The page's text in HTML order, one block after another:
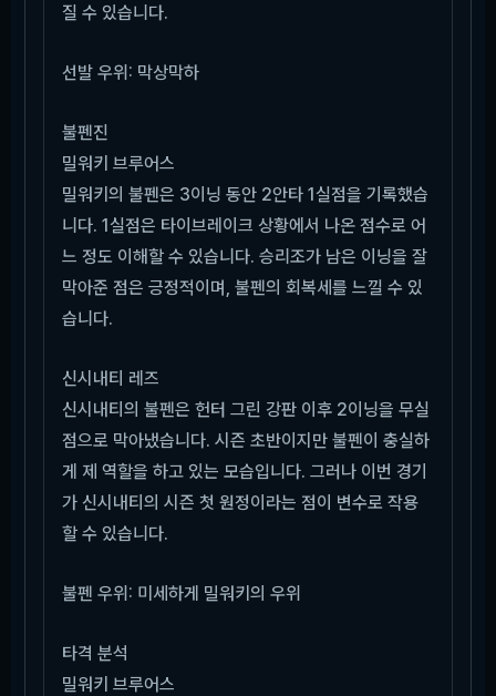
질 수 있습니다.
선발 우위: 막상막하
불펜진
밀워키 브루어스
밀워키의 불펜은 3이닝 동안 2안타 1실점을 기록했습
니다. 1실점은 타이브레이크 상황에서 나온 점수로 어
느 정도 이해할 수 있습니다. 승리조가 남은 이닝을 잘
막아준 점은 긍정적이며, 불펜의 회복세를 느낄 수 있
습니다.
신시내티 레즈
신시내티의 불펜은 헌터 그린 강판 이후 2이닝을 무실
점으로 막아냈습니다. 시즌 초반이지만 불펜이 충실하
게 제 역할을 하고 있는 모습입니다. 그러나 이번 경기
가 신시내티의 시즌 첫 원정이라는 점이 변수로 작용
할 수 있습니다.
불펜 우위: 미세하게 밀워키의 우위
타격 분석
밀워키 브루어스